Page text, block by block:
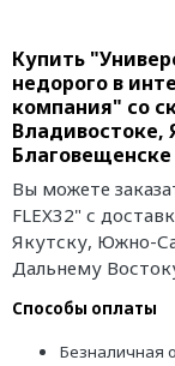
Купить
недорого в
компания" со
Владивостоке,
Благовещенске
Вы можете
FLEX32" с
Якутску, Южно-
Дальнему
Способы оплаты
Безналичная